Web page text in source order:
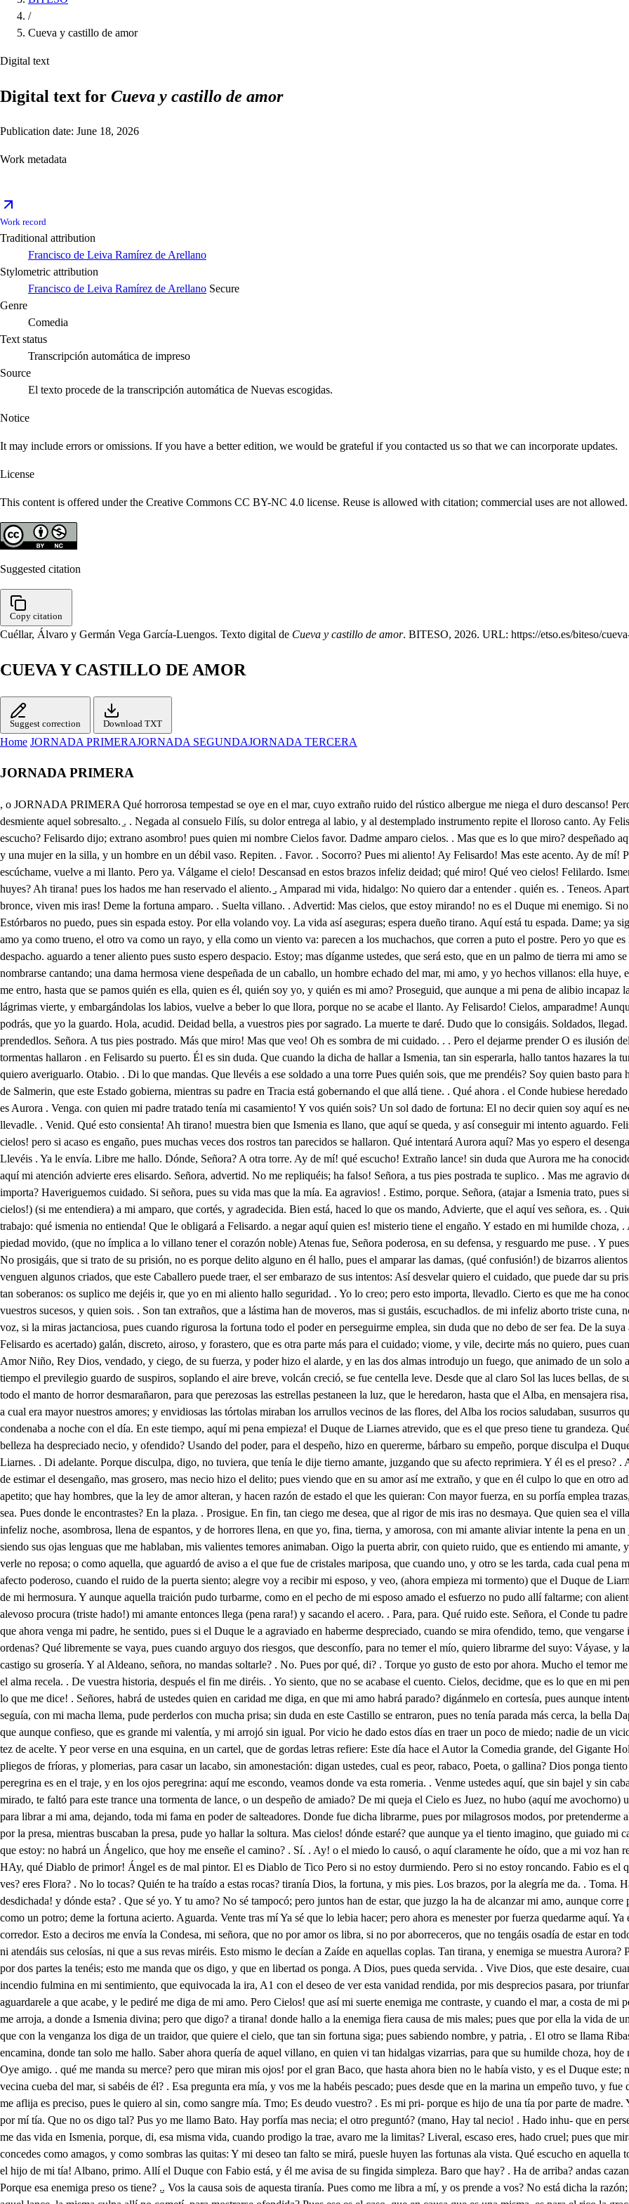
/
Cueva y castillo de amor
Digital text
Digital text for Cueva y castillo de amor
Publication date: June 18, 2026
Work metadata
Work record
Traditional attribution
Francisco de Leiva Ramírez de Arellano
Stylometric attribution
Francisco de Leiva Ramírez de Arellano Secure
Genre
Comedia
Text status
Transcripción automática de impreso
Source
El texto procede de la transcripción automática de Nuevas escogidas.
Notice
It may include errors or omissions. If you have a better edition, we would be grateful if you contacted us so that we can incorporate updates.
License
This content is offered under the Creative Commons CC BY-NC 4.0 license. Reuse is allowed with citation; commercial uses are not allowed.
Suggested citation
Copy citation
Cuéllar, Álvaro y Germán Vega García-Luengos. Texto digital de Cueva y castillo de amor. BITESO, 2026. URL: https://etso.es/biteso/
CUEVA Y CASTILLO DE AMOR
Suggest correction Download TXT
Home JORNADA PRIMERAJORNADA SEGUNDAJORNADA TERCERA
JORNADA PRIMERA
, o JORNADA PRIMERA Qué horrorosa tempestad se oye en el mar, cuyo extraño ruido del rústico albergue me niega el duro descanso! Pero que dulces acentos de ese Castillo cercano se escuchan, cuya armonía desmiente aquel sobresalto. ̱. . Negada al consuelo Filís, su dolor entrega al labio, y al destemplado instrumento repite el lloroso canto. Ay Felisardo! Óyeme, escúchame, vuelve a mi llanto. ̱. Válgame el cielo! qué escucho? Felisardo dijo; extrano asombro! pues quien mi nombre Cielos favor. Dadme amparo cielos. . Mas que es lo que miro? despeñado aquí un caballo, cozobrando allí un Bajel, del monte, y del mar estragos, y una mujer en la silla, y un hombre en un débil vaso. Repiten. . Favor. . Socorro? Pues mi aliento! Ay Felisardo! Mas este acento. Ay de mí! Pero aquel dolor. Amparo. . Aquella lastima? Ay cielos! Oyeme, escúchame, vuelve a mi llanto. Pero ya. Válgame el cielo! Descansad en estos brazos infeliz deidad; qué miro! Qué veo cielos! Felilardo. Ismenía. El cielo me valga! Pero del mar arrojado. Ay de mí! Pues de qué huyes? Ah tirana! pues los hados me han reservado el aliento. ̱̱. Amparad mi vida, hidalgo: No quiero dar a entender . quién es. . Teneos. Apartaos, o vive el cielo. Mirad. Qué haré? Aunque fuesen tus brazos de bronce, viven mis iras! Deme la fortuna amparo. . Suelta villano. . Advertid: Mas cielos, que estoy mirando! no es el Duque mi enemigo. Si no te apartas. Qué diablos de ruido; Pero qué es esto? Pues este acero. Estórbaros no puedo, pues sin espada estoy. Por ella volando voy. La vida así aseguras; espera dueño tirano. Aquí está tu espada. Dame; ya sigo tus pasos. No temas, Ismenia, pues va a ampararte Felisardo. . Mi amo ya como trueno, el otro va como un rayo, y ella como un viento va: parecen a los muchachos, que corren a puto el postre. Pero yo que es lo que aguardo, que no voy también tras ellos? Qué aguardo lindo despacho. aguardo a tener aliento pues susto espero despacio. Estoy; mas díganme ustedes, que será esto, que en un palmo de tierra mi amo se mira en una cueva encertado, sale al ruido de los truenos, y oye nombrarse cantando; una dama hermosa viene despeñada de un caballo, un hombre echado del mar, mi amo, y yo hechos villanos: ella huye, el otro sigue; corre mi amo tras sentrambos y yo me estoy a piequedo, y me entro, hasta que se pamos quién es ella, quien es él, quién soy yo, y quién es mi amo? Proseguid, que aunque a mi pena de alibio incapaz la hallo, hacer mayor el tormento es del dolor agasajo. Copiosas lágrimas vierte, y embargándolas los labios, vuelve a beber lo que llora, porque no se acabe el llanto. Ay Felisardo! Cielos, amparadme! Aunque te sepulte el centro helado, te he de alcanzar. Qué es aquello? No podrás, que yo la guardo. Hola, acudid. Deidad bella, a vuestros pies por sagrado. La muerte te daré. Dudo que lo consigáis. Soldados, llegad. Teneos. Vive el cielo, villanos! Pues como osados en mi presencia prendedlos. Señora. A tus pies postrado. Más que miro! Mas que veo! Oh es sombra de mi cuidado. . . Pero el dejarme prender O es ilusión del deseo. O el que veo es Felisardo. . O es Aurora la que miro. . Ya mis tormentas hallaron . en Felisardo su puerto. Él es sin duda. Que cuando la dicha de hallar a Ismenia, tan sin esperarla, hallo tantos hazares la turben! Que este villano embarazo . de mi venganza haya sido! Pero quiero averiguarlo. Otabio. . Di lo que mandas. Que llevéis a ese soldado a una torre Pues quién sois, que me prendéis? Soy quien basto para hacerlo, pues soy dueño de este Castillo, y Palacio. Aurora Condesa es de Salmerin, que este Estado gobierna, mientras su padre en Tracia está gobernando el que allá tiene. . Qué ahora . el Conde hubiese heredado esta tierra, que elegí por oculta a mi resguardo! Qué escucho! que esta es Aurora . Venga. con quien mi padre tratado tenía mi casamiento! Y vos quién sois? Un sol dado de fortuna: El no decir quien soy aquí es necesario. Gran dicha ha sido que el Duque no conozca a Felisardo! Ea, llevadle. . Venid. Qué esto consienta! Ah tirano! muestra bien que Ismenia es llano, que aquí se queda, y así conseguir mi intento aguardo. Felisardo, ha cruel sospecha! en habito de villano, y con una dama, ay cielos! pero si acaso es engaño, pues muchas veces dos rostros tan parecidos se hallaron. Qué intentará Aurora aquí? Mas yo espero el desengaño a ese labrador. Ya quiere darle libertad. Os mando. . No meconoció Llevéis . Ya le envía. Libre me hallo. Dónde, Señora? A otra torre. Ay de mí! qué escucho! Extraño lance! sin duda que Aurora me ha conocido, y aguardo ser examen de sus iras. Yo me vengaré, tirano! si como aquí mi atención advierte eres elisardo. Señora, advertid. No me repliquéis; ha falso! Señora, a tus pies postrada te suplico. . Mas me agravio de este ruego! qué pedis? Que no le prendas. Pues tanto su libertad os importa? Haveriguemos cuidado. Si señora, pues su vida mas que la mía. Ea agravios! . Estimo, porque. Señora, (atajar a Ismenia trato, pues si se declara aquí, la pierdo, y me pierde) tanto se obliga esta dama (ay cielos!) (si me entendiera) a mi amparo, que cortés, y agradecida. Bien está, haced lo que os mando, Advierte, que el aquí ves señora, es. . Quién? Un Aldeano, que contento con su suerte, su alibio halla en su trabajo: qué ismenia no entienda! Que le obligará a Felisardo. a negar aquí quien es! misterio tiene el engaño. Y estado en mi humilde choza, . Ay dueño mío! . Ahora aguardo a sus quejas, y a su llanto salí, y a piedad movido, (que no ímplica a lo villano tener el corazón noble) Atenas fue, Señora poderosa, en su defensa, y resguardo me puse. . Y pues que mi vida, y honor debo a su alentado esfuerzo, a tus pies rendida. No prosigáis, que si trato de su prisión, no es porque delito alguno en él hallo, pues el amparar las damas, (qué confusión!) de bizarros alientos es: y así quiero pagarle vuestro agasajo, guardándole de que en él venguen algunos criados, que este Caballero puede traer, el ser embarazo de sus intentos: Así desvelar quiero el cuidado, que puede dar su prisión. Si eso aquí puede obligaros, aunque rendido, agradezco favores tan soberanos: os suplico me dejéis ir, que yo en mi aliento hallo seguridad. . Yo lo creo; pero esto importa, llevadlo. Cierto es que me ha conocido. A qué aguarda, amigo? vamos. Vamos; ay Ismenia! . me digáis vuestros sucesos, y quien sois. . Son tan extraños, que a lástima han de moveros, mas si gustáis, escuchadlos. de mi infeliz aborto triste cuna, noble nací, nací rica, y hermosa: hermosa dije, no des culpa alguna. a mi voz, si la miras jactanciosa,